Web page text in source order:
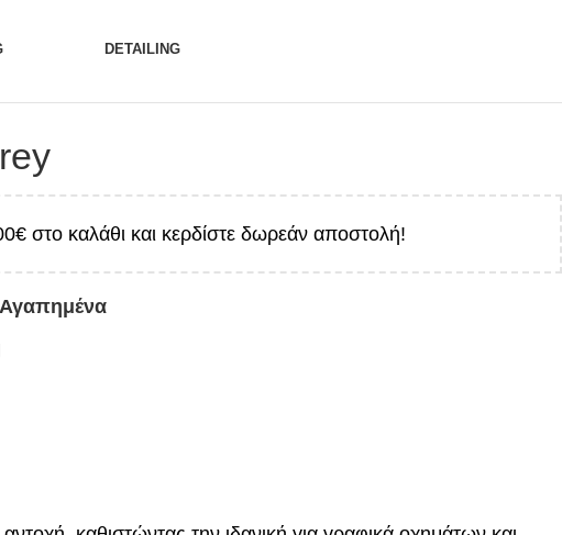
DETAILING
€ στο καλάθι και κερδίστε δωρεάν αποστολή!